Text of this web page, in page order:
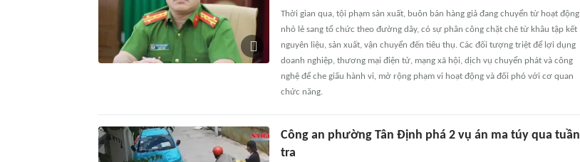
Thời gian qua, tội phạm sản xuất, buôn bán hàng giả đang chuyển từ hoạt động
nhỏ lẻ sang tổ chức theo đường dây, có sự phân công chặt chẽ từ khâu tập kết
nguyên liệu, sản xuất, vận chuyển đến tiêu thụ. Các đối tượng triệt để lợi dụng
doanh nghiệp, thương mại điện tử, mạng xã hội, dịch vụ chuyển phát và công
nghệ để che giấu hành vi, mở rộng phạm vi hoạt động và đối phó với cơ quan
chức năng.
Công an phường Tân Định phá 2 vụ án ma túy qua tuần
tra